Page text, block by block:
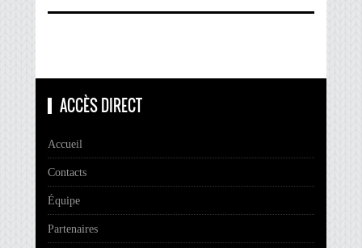
ACCÈS DIRECT
Accueil
Contacts
Équipe
Partenaires